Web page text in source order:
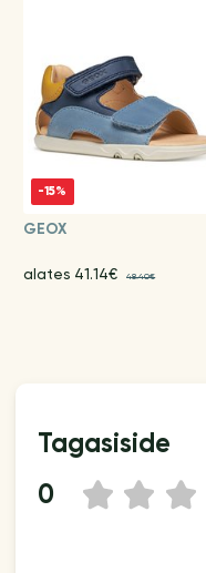
-15%
GEOX
alates 41.14€ 48.40€
Tagasiside
0 3
2
1